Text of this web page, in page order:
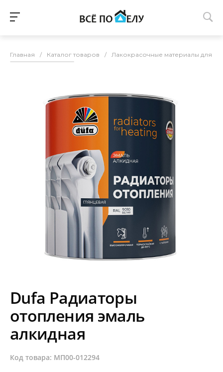
Главная / Каталог товаров / Лакокрасочные материалы для
Dufa Радиаторы
отопления эмаль
алкидная
Код товара: МП00-012294